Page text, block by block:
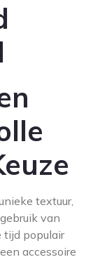
textuur,
van
tijd populair
accessoire